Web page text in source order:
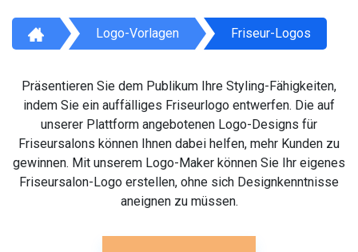
Logo-Vorlagen Friseur-Logos
Präsentieren Sie dem Publikum Ihre Styling-Fähigkeiten,
indem Sie ein auffälliges Friseurlogo entwerfen. Die auf
unserer Plattform angebotenen Logo-Designs für
Friseursalons können Ihnen dabei helfen, mehr Kunden zu
gewinnen. Mit unserem Logo-Maker können Sie Ihr eigenes
Friseursalon-Logo erstellen, ohne sich Designkenntnisse
aneignen zu müssen.